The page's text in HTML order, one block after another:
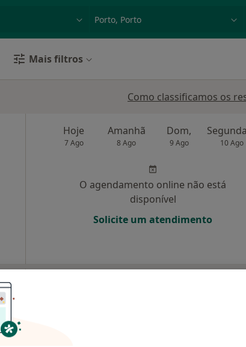
Mais filtros
Como classificamos os
Hoje
7 Ago
Amanhã
8 Ago
Dom,
9 Ago 10 Ago
O agendamento online não está
disponível
Solicite um atendimento